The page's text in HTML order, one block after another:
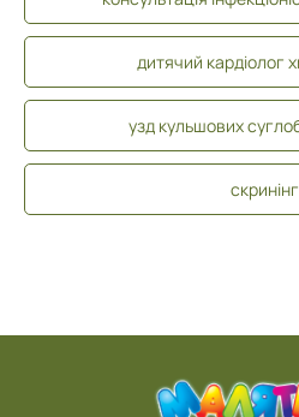
дитячий кардіолог
узд кульшових